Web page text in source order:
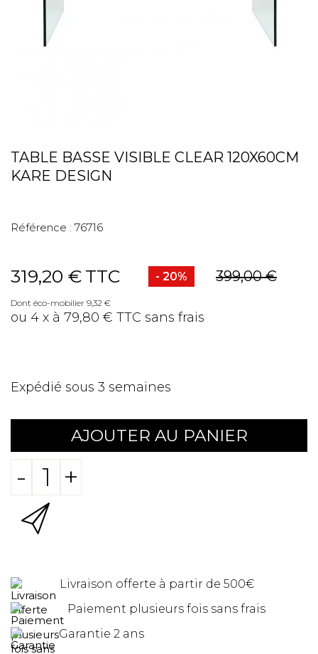
TABLE BASSE VISIBLE CLEAR 120X60CM
KARE DESIGN
Référence : 76716
319,20 € TTC - 20% 399,00 €
Dont éco-mobilier 9,32 €
ou 4 x à 79,80 € TTC sans frais
Expédié sous 3 semaines
AJOUTER AU PANIER
- +
Livraison offerte à partir de 500€
Paiement plusieurs fois sans frais
Garantie 2 ans